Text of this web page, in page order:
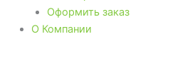
Оформить заказ
О Компании